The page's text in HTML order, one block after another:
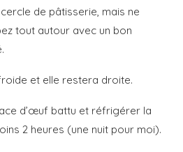
de pâtisserie, mais ne
tout autour avec un bon
et elle restera droite.
d’œuf battu et réfrigérer la
2 heures (une nuit pour moi).